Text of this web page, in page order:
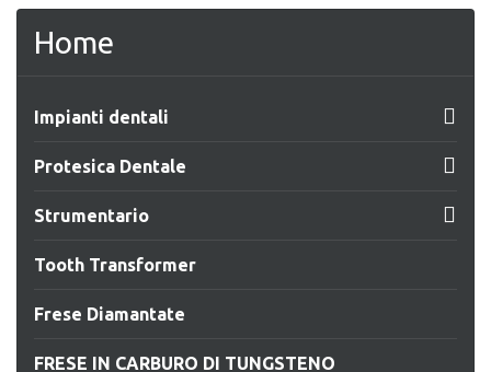
Home
Impianti dentali 
Protesica Dentale 
Strumentario 
Tooth Transformer
Frese Diamantate
FRESE IN CARBURO DI TUNGSTENO